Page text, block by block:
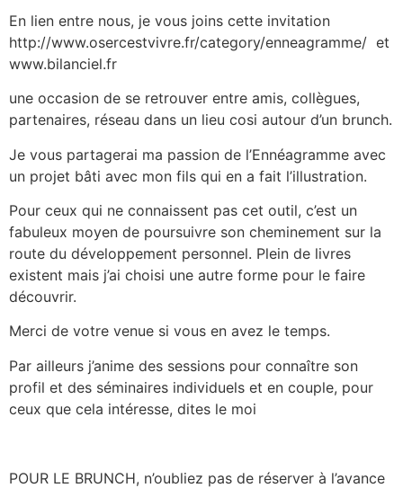
En lien entre nous, je vous joins cette invitation
http://www.osercestvivre.fr/category/enneagramme/ et
www.bilanciel.fr
une occasion de se retrouver entre amis, collègues,
partenaires, réseau dans un lieu cosi autour d’un brunch.
Je vous partagerai ma passion de l’Ennéagramme avec
un projet bâti avec mon fils qui en a fait l’illustration.
Pour ceux qui ne connaissent pas cet outil, c’est un
fabuleux moyen de poursuivre son cheminement sur la
route du développement personnel. Plein de livres
existent mais j’ai choisi une autre forme pour le faire
découvrir.
Merci de votre venue si vous en avez le temps.
Par ailleurs j’anime des sessions pour connaître son
profil et des séminaires individuels et en couple, pour
ceux que cela intéresse, dites le moi
POUR LE BRUNCH, n’oubliez pas de réserver à l’avance